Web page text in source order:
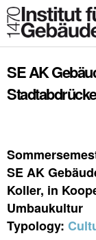
SE AK
Stadtabdrücke
SE AK
Koller, in
Umbaukultur
Typology: